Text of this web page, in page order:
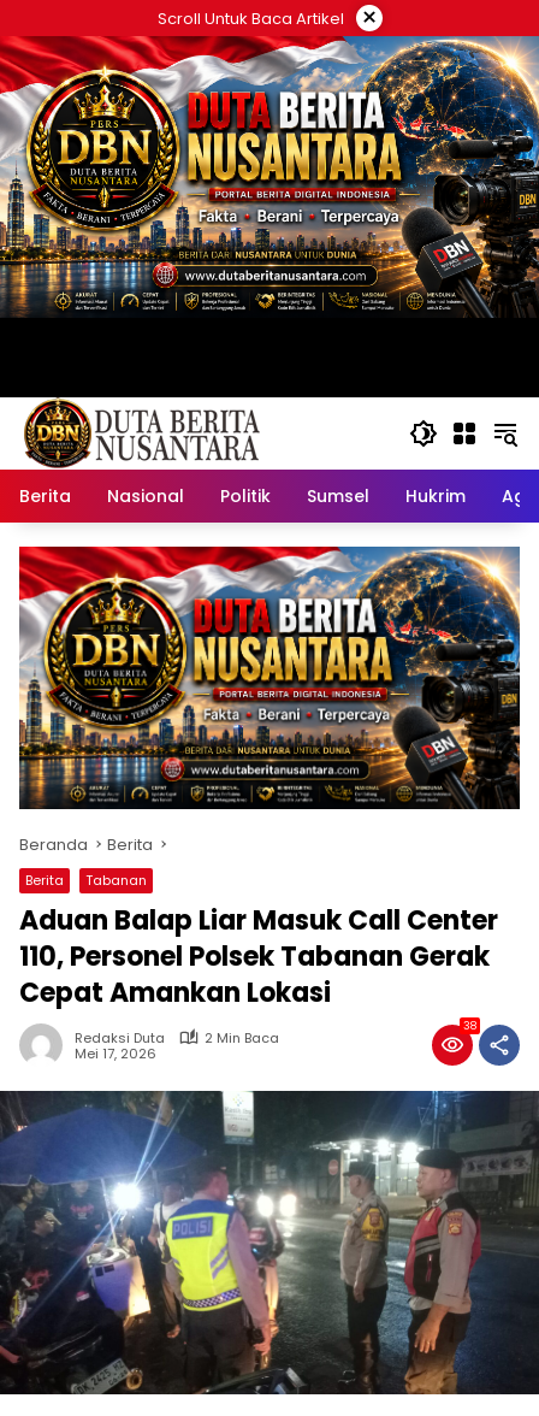
ke
konten
Scroll Untuk Baca Artikel ×
Berita Nasional Politik Sumsel Hukrim
Beranda Berita
Berita Tabanan
Aduan Balap Liar Masuk Call Center
110, Personel Polsek Tabanan Gerak
Cepat Amankan Lokasi
Redaksi Duta
2 Min Baca
Mei 17, 2026
38